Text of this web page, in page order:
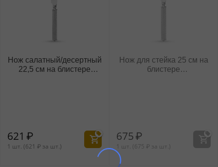
Нож салатный/десертный
22,5 см на блистере
621 ₽
1 шт. (621 ₽ за шт.)
Нож для стейка 25 см на
блистере
675₽
1 шт. (675 ₽ за шт.)